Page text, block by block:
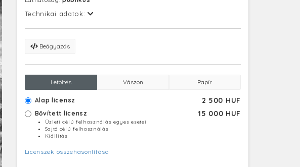
Technikai adatok:
Beágyazás
Letöltés Vászon Papír
Alap licensz 2 500 HUF
Bővített licensz 15 000 HUF
Üzleti célú felhasználás egyes esetei
Sajtó célú felhasználás
Kiállítás
Licenszek összehasonlítása